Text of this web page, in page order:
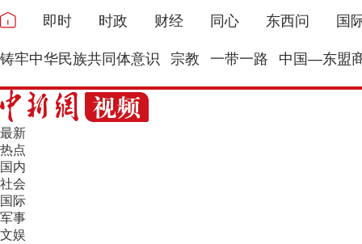
即时 时政 财经 同心 东西问 国
铸牢中华民族共同体意识 宗教 一带一路 中国—东盟
最新
热点
国内
社会
国际
军事
文娱